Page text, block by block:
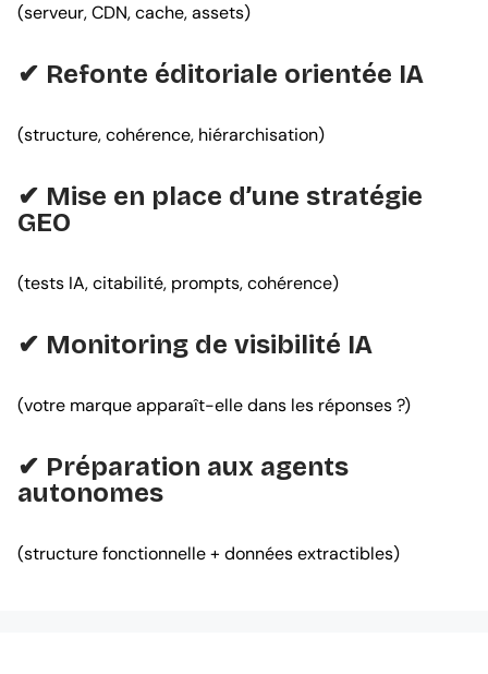
(serveur, CDN, cache, assets)
✔ Refonte éditoriale orientée IA
(structure, cohérence, hiérarchisation)
✔ Mise en place d’une stratégie
GEO
(tests IA, citabilité, prompts, cohérence)
✔ Monitoring de visibilité IA
(votre marque apparaît-elle dans les réponses ?)
✔ Préparation aux agents
autonomes
(structure fonctionnelle + données extractibles)